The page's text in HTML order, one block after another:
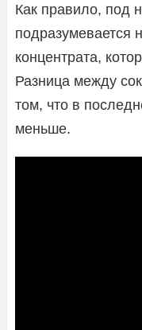
Как правило, под
подразумевается
концентрата,
Разница между
том, что в
меньше.